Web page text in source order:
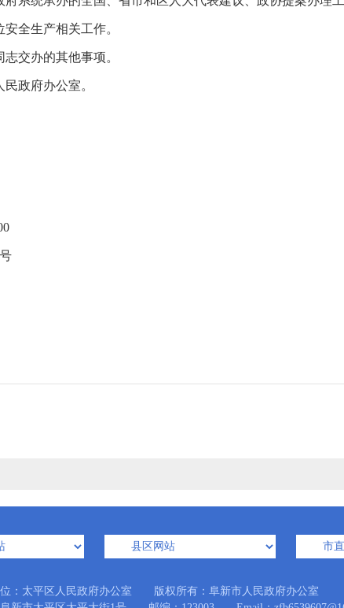
全生产相关工作。
交办的其他事项。
政府办公室。
位：太平区人民政府办公室 版权所有：阜新市人民政府办公室